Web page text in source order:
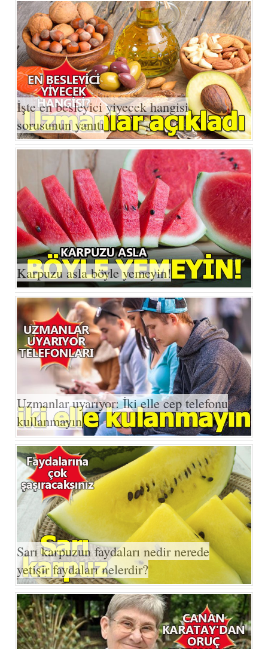
Facebook
Twitter
Google Plus
© 2026 TÜM HAKLARI SAKLIDIR
İşte en besleyici yiyecek hangisi
sorusunun yanıtı
Karpuzu asla böyle yemeyin!
Uzmanlar uyarıyor: İki elle cep telefonu
kullanmayın
Sarı karpuzun faydaları nedir nerede
yetişir faydaları nelerdir?